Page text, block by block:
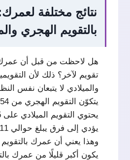
نتائج مختلفة
بالتقويم الهجري
هل لاحظت من قبل أن
تقويم لآخر؟ ذلك لأن
والميلادي لا يتبعان نفس
وهذا يعني أن عمرك بالتقويم
يكون أكبر قليلًا من عمرك